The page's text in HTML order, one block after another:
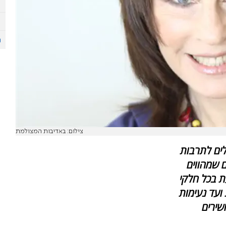
צילום: באדיבות המצולמת
לתרבות
שמהווים
בכל חלקי
נעימות